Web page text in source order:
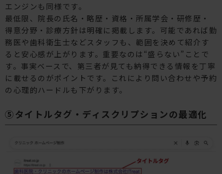
エンジンも同様です。
最低限、院長の氏名・略歴・資格・所属学会・研修歴・
得意分野・診療方針は明確に掲載します。可能であれば勤
務医や歯科衛生士などスタッフも、範囲を決めて紹介す
ると安心感が上がります。重要なのは“盛らない”ことで
す。事実ベースで、第三者が見ても納得できる情報を丁寧
に載せるのがポイントです。これにより問い合わせや予約
の心理的ハードルも下がります。
⑤タイトルタグ・ディスクリプションの最適化